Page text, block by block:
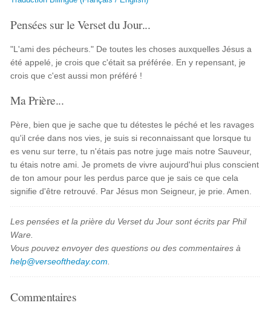
Pensées sur le Verset du Jour...
"L'ami des pécheurs." De toutes les choses auxquelles Jésus a
été appelé, je crois que c'était sa préférée. En y repensant, je
crois que c'est aussi mon préféré !
Ma Prière...
Père, bien que je sache que tu détestes le péché et les ravages
qu'il crée dans nos vies, je suis si reconnaissant que lorsque tu
es venu sur terre, tu n'étais pas notre juge mais notre Sauveur,
tu étais notre ami. Je promets de vivre aujourd'hui plus conscient
de ton amour pour les perdus parce que je sais ce que cela
signifie d'être retrouvé. Par Jésus mon Seigneur, je prie. Amen.
Les pensées et la prière du Verset du Jour sont écrits par Phil
Ware.
Vous pouvez envoyer des questions ou des commentaires à
help@verseoftheday.com
Commentaires